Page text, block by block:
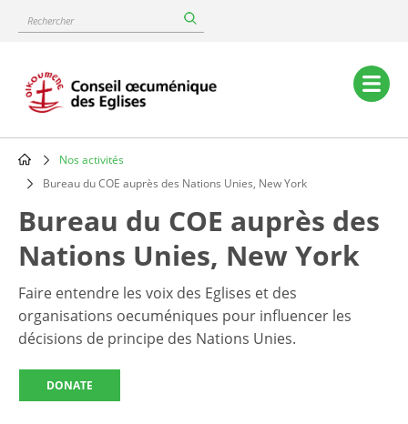
content
Rechercher
Main
navigation
Breadcrumb
Nos activités
Bureau du COE auprès des Nations Unies, New York
Bureau du COE auprès des
Nations Unies, New York
Faire entendre les voix des Eglises et des
organisations oecuméniques pour influencer les
décisions de principe des Nations Unies.
DONATE